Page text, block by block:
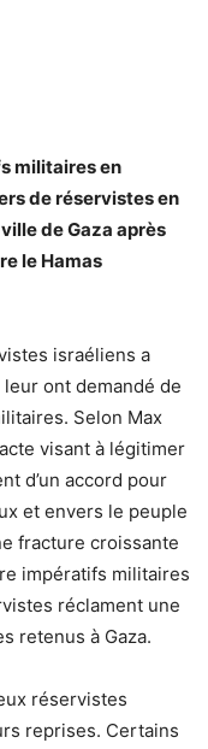
militaires en
de réservistes en
de Gaza après
le Hamas
israéliens a
ont demandé de
Selon Max
visant à légitimer
d’un accord pour
et envers le peuple
fracture croissante
impératifs militaires
réclament une
retenus à Gaza.
réservistes
reprises. Certains